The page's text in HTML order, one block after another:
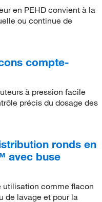
en PEHD convient à la
ou continue de
compte-
à pression facile
précis du dosage des
ronds en
avec buse
utilisation comme flacon
de lavage et pour la